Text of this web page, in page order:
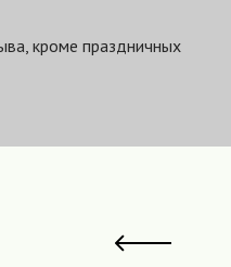
кроме праздничных